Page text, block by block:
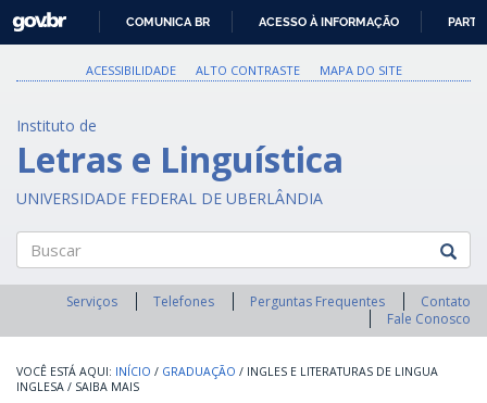
PARA
O
GOVBR
COMUNICA BR ACESSO À INFORMAÇÃO
ACESSIBILIDADE ALTO CONTRASTE MAPA DO SITE
Instituto de
Letras e Linguística
UNIVERSIDADE FEDERAL DE UBERLÂNDIA
Buscar
Serviços Telefones Perguntas Frequentes
Contato
Fale Conosco
INÍCIO / GRADUAÇÃO / INGLES E LITERATURAS DE LINGUA
INGLESA / SAIBA MAIS